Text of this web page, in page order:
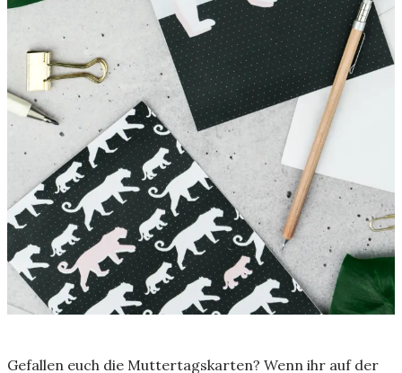
Gefallen euch die Muttertagskarten? Wenn ihr auf der